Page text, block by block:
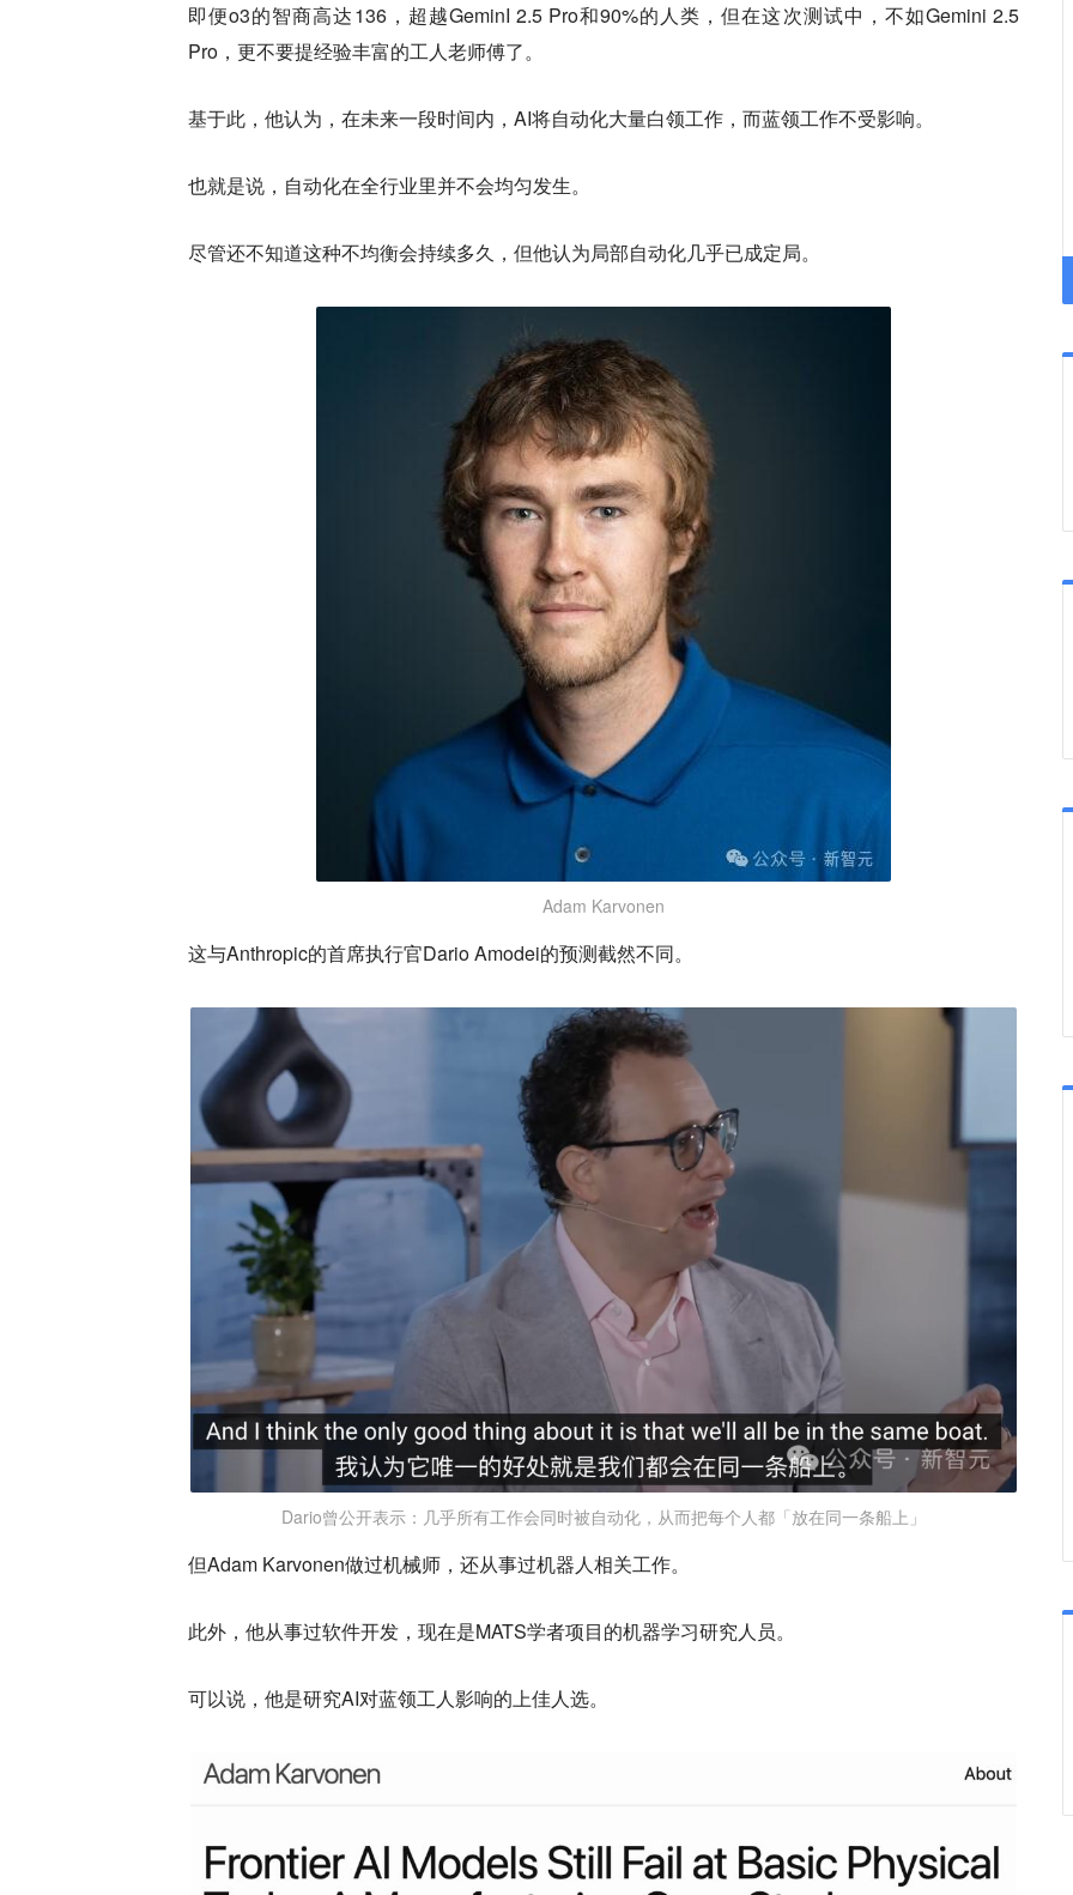
即便o3的智商高达136，超越GeminI 2.5 Pro和90%的人类，但在这次测试中，不如Gemini 2.5
Pro，更不要提经验丰富的工人老师傅了。
基于此，他认为，在未来一段时间内，AI将自动化大量白领工作，而蓝领工作不受影响。
也就是说，自动化在全行业里并不会均匀发生。
尽管还不知道这种不均衡会持续多久，但他认为局部自动化几乎已成定局。
Adam Karvonen
这与Anthropic的首席执行官Dario Amodei的预测截然不同。
Dario曾公开表示：几乎所有工作会同时被自动化，从而把每个人都「放在同一条船上」
但Adam Karvonen做过机械师，还从事过机器人相关工作。
此外，他从事过软件开发，现在是MATS学者项目的机器学习研究人员。
可以说，他是研究AI对蓝领工人影响的上佳人选。